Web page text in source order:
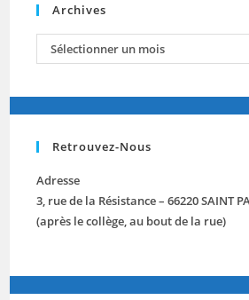
Archives
archives
Sélectionner un mois
Retrouvez-Nous
Adresse
3, rue de la Résistance – 66220 SAINT
(après le collège, au bout de la rue)